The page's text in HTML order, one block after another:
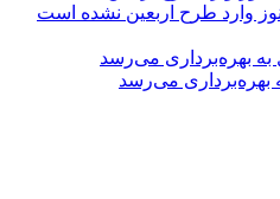
بهره‌برداری می‌رسد